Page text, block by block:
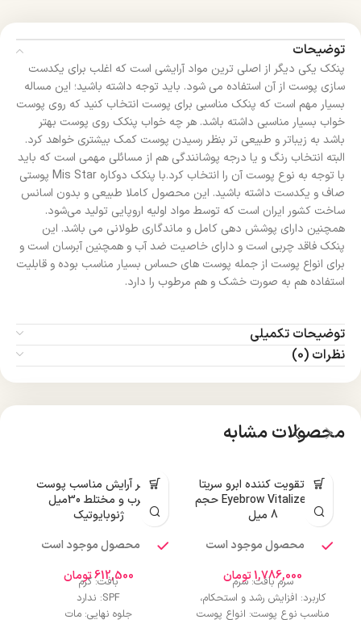
توضیحات
پنکک یکی دیگر از اصلی ترین مواد آرایشی است که اغلب برای یکدست
سازی پوست از آن استفاده می شود. باید توجه داشته باشید؛ این مساله
بسیار مهم است که پنکک مناسبی برای پوست انتخاب کنید که روی پوست
خواب بسیار مناسبی داشته باشد. هر چه خواب پنکک روی پوست بهتر
باشد به زیباتر و طبیعی تر بنظر رسیدن پوست کمک بیشتری خواهد کرد.
البته انتخاب رنگ و یا درجه پوشانندگی هم از مسائلی مهمی است که باید
با توجه به نوع پوست آن را انتخاب کرد.با پنکک دوکاره Mis Star پوستی
صاف و یکدست داشته باشید. این محصول کاملا طبیعی و بدون اسانس
ساخت کشور ایران است که توسط مواد اولیه اروپایی تولید می‌شود.
همچنین دارای پوشش دهی کامل و ماندگاری طولانی می باشد. این
پنکک فاقد چربی است و دارای خاصیت ضد آب و همچنین آبرسان است و
برای انواع پوست از جمله پوست های حساس بسیار مناسب بوده و قابلیت
استفاده هم به صورت خشک و هم مرطوب را دارد.
توضیحات تکمیلی
نظرات (0)
محصولات مشابه
سرم تقویت کننده ابرو سریتا
مدل Eyebrow Vitalize حجم
8 میل
محصول موجود است
1,786,000تومان
سرم بافت: سرم
کاربرد: افزایش رشد و استحکام،
مناسب نوع پوست: انواع پوست
پرایمر آرایش مناسب پوست
چرب و مختلط 30میل
ژنوبایوتیک
محصول موجود است
612,500تومانبافت: کرم
SPF: ندارد
جلوه نهایی: مات